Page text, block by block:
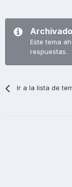
Archivado
Este tema
respuestas.
Ir a la lista de